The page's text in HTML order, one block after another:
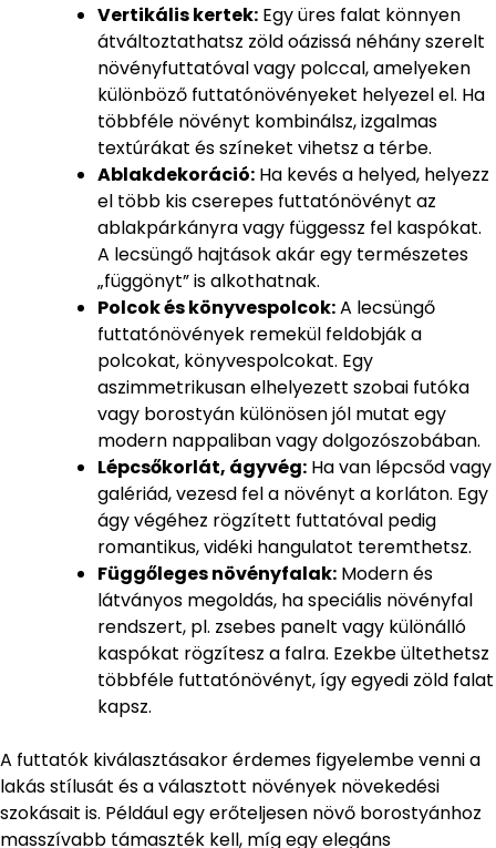
Vertikális kertek: Egy üres falat könnyen
átváltoztathatsz zöld oázissá néhány szerelt
növényfuttatóval vagy polccal, amelyeken
különböző futtatónövényeket helyezel el. Ha
többféle növényt kombinálsz, izgalmas
textúrákat és színeket vihetsz a térbe.
Ablakdekoráció: Ha kevés a helyed, helyezz
el több kis cserepes futtatónövényt az
ablakpárkányra vagy függessz fel kaspókat.
A lecsüngő hajtások akár egy természetes
„függönyt” is alkothatnak.
Polcok és könyvespolcok:A lecsüngő
futtatónövények remekül feldobják a
polcokat, könyvespolcokat. Egy
aszimmetrikusan elhelyezett szobai futóka
vagy borostyán különösen jól mutat egy
modern nappaliban vagy dolgozószobában.
Lépcsőkorlát, ágyvég: Ha van lépcsőd vagy
galériád, vezesd fel a növényt a korláton. Egy
ágy végéhez rögzített futtatóval pedig
romantikus, vidéki hangulatot teremthetsz.
Függőleges növényfalak: Modern és
látványos megoldás, ha speciális növényfal
rendszert, pl. zsebes panelt vagy különálló
kaspókat rögzítesz a falra. Ezekbe ültethetsz
többféle futtatónövényt, így egyedi zöld falat
kapsz.
A futtatók kiválasztásakor érdemes figyelembe venni a
lakás stílusát és a választott növények növekedési
szokásait is. Például egy erőteljesen növő borostyánhoz
masszívabb támaszték kell, míg egy elegáns